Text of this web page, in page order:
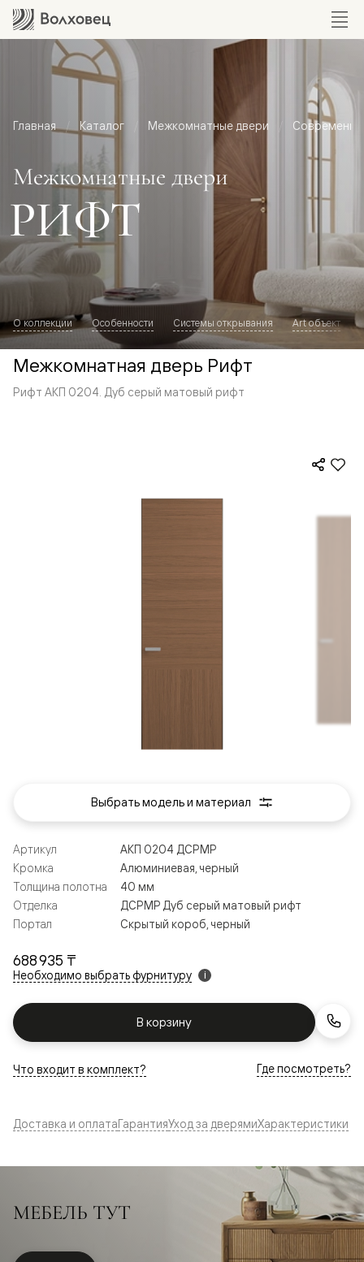
Главная Каталог Межкомнатные двери
Межкомнатные двери
РИФТ
О коллекции Особенности Системы открывания Art объект
Межкомнатная дверь Рифт
Рифт АКП 0204. Дуб серый матовый рифт
688 935 ₸
Необходимо выбрать фурнитуру i
В корзину
Артикул
АКП 0204 ДСРМР
Кромка
Алюминиевая, черный
Толщина полотна
40 мм
Отделка
ДСРМР Дуб серый матовый рифт
Портал
Скрытый короб, черный
Что входит в комплект? Где посмотреть?
Выбрать модель и материал
Доставка и оплатаГарантияУход за дверямиХарактеристики
МЕБЕЛЬ ТУТ